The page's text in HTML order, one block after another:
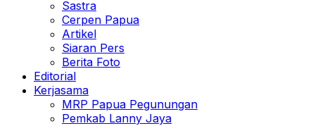
Sastra
Cerpen Papua
Artikel
Siaran Pers
Berita Foto
Editorial
Kerjasama
MRP Papua Pegunungan
Pemkab Lanny Jaya